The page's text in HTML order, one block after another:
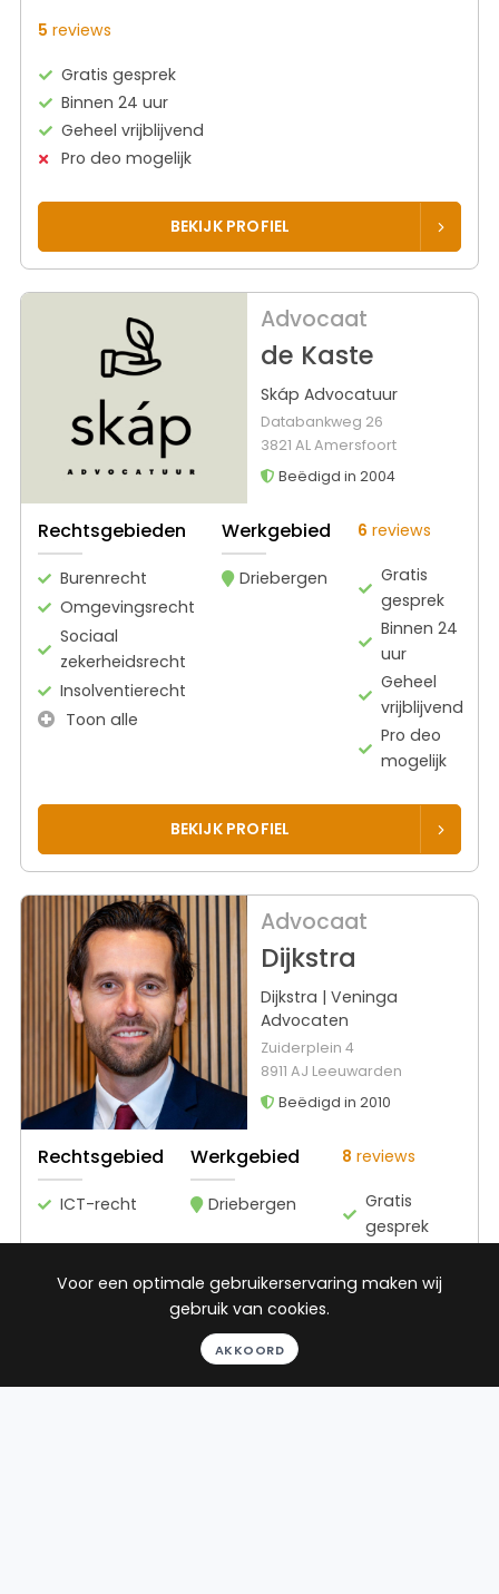
5 reviews
Gratis gesprek
Binnen 24 uur
Geheel vrijblijvend
Pro deo mogelijk
BEKIJK PROFIEL
Advocaat
de Kaste
Skáp Advocatuur
Databankweg 26
3821 AL Amersfoort
Beëdigd in 2004
Rechtsgebieden
Burenrecht
Omgevingsrecht
Sociaal
zekerheidsrecht
Insolventierecht
Toon alle
Werkgebied
Driebergen
6 reviews
Gratis
gesprek
Binnen 24
uur
Geheel
vrijblijvend
Pro deo
mogelijk
BEKIJK PROFIEL
Advocaat
Dijkstra
Dijkstra | Veninga
Advocaten
Zuiderplein 4
8911 AJ Leeuwarden
Beëdigd in 2010
Rechtsgebied
ICT-recht
Werkgebied
Driebergen
8 reviews
Gratis
gesprek
uur
mogelijk
Voor een optimale gebruikerservaring maken wij
gebruik van cookies.
AKKOORD